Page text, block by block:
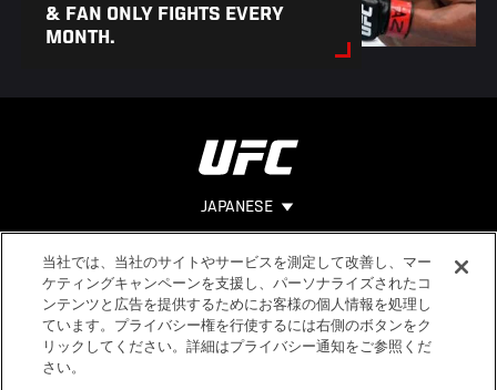
& FAN ONLY FIGHTS EVERY
MONTH.
JAPANESE
Footer ヘルプ
法的事項
利用規約
個人情報保
当社では、当社のサイトやサービスを測定して改善し、マー
ケティングキャンペーンを支援し、パーソナライズされたコ
ンテンツと広告を提供するためにお客様の個人情報を処理し
ています。プライバシー権を行使するには右側のボタンをク
リックしてください。詳細はプライバシー通知をご参照くだ
さい。